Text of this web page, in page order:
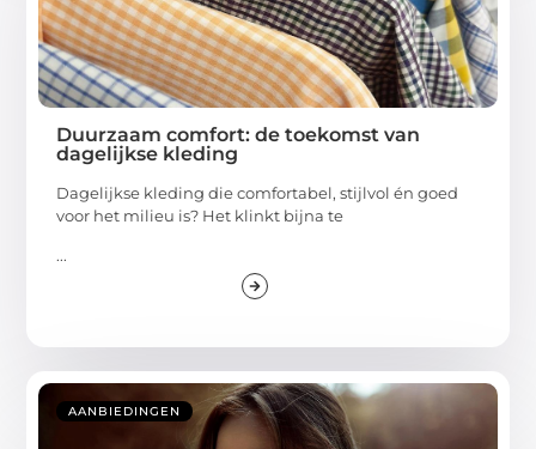
Duurzaam comfort: de toekomst van
dagelijkse kleding
Dagelijkse kleding die comfortabel, stijlvol én goed
voor het milieu is? Het klinkt bijna te
...
AANBIEDINGEN